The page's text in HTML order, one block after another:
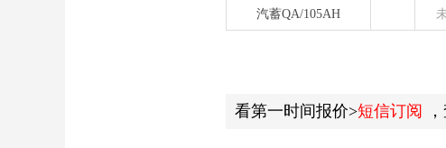
汽蓄QA/105AH
看第一时间报价>短信订阅